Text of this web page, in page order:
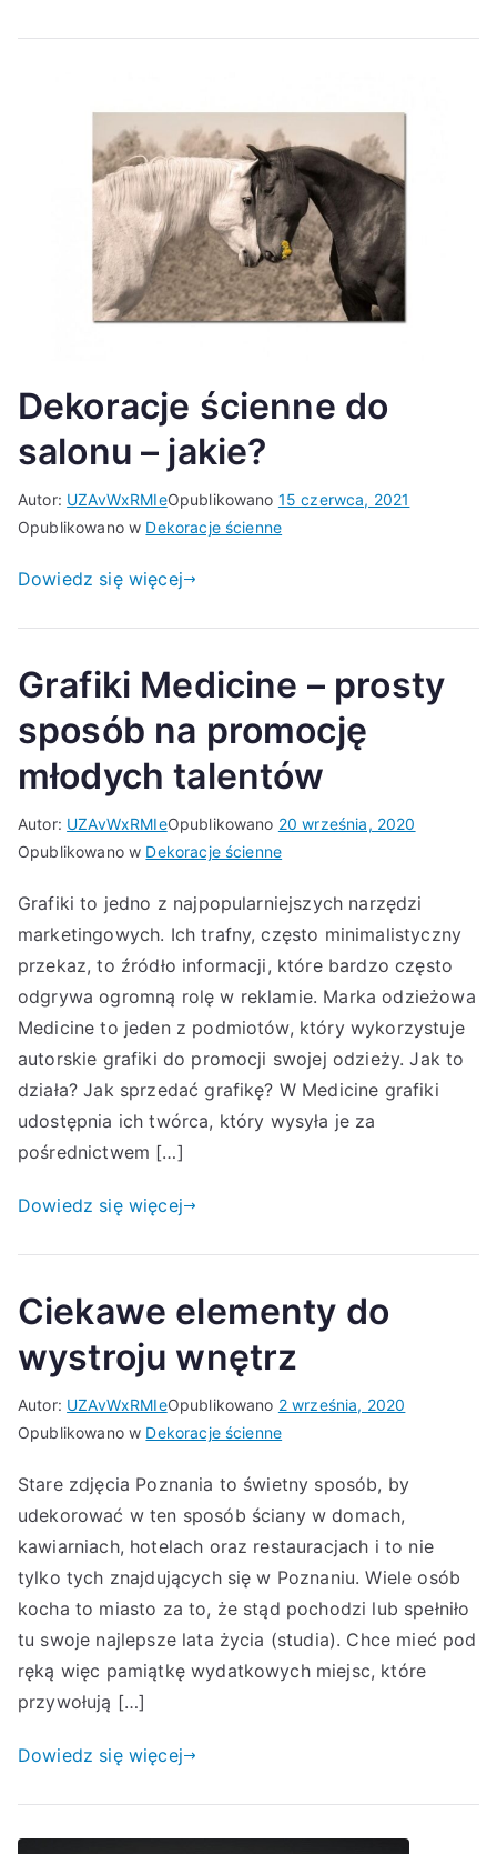
Dekoracje ścienne do
salonu – jakie?
Autor: UZAvWxRMIeOpublikowano 15 czerwca, 2021
Opublikowano w Dekoracje ścienne
Dowiedz się więcej
Grafiki Medicine – prosty
sposób na promocję
młodych talentów
Autor: UZAvWxRMIeOpublikowano 20 września, 2020
Opublikowano w Dekoracje ścienne
Grafiki to jedno z najpopularniejszych narzędzi
marketingowych. Ich trafny, często minimalistyczny
przekaz, to źródło informacji, które bardzo często
odgrywa ogromną rolę w reklamie. Marka odzieżowa
Medicine to jeden z podmiotów, który wykorzystuje
autorskie grafiki do promocji swojej odzieży. Jak to
działa? Jak sprzedać grafikę? W Medicine grafiki
udostępnia ich twórca, który wysyła je za
pośrednictwem […]
Dowiedz się więcej
Ciekawe elementy do
wystroju wnętrz
Autor: UZAvWxRMIeOpublikowano 2 września, 2020
Opublikowano w Dekoracje ścienne
Stare zdjęcia Poznania to świetny sposób, by
udekorować w ten sposób ściany w domach,
kawiarniach, hotelach oraz restauracjach i to nie
tylko tych znajdujących się w Poznaniu. Wiele osób
kocha to miasto za to, że stąd pochodzi lub spełniło
tu swoje najlepsze lata życia (studia). Chce mieć pod
ręką więc pamiątkę wydatkowych miejsc, które
przywołują […]
Dowiedz się więcej